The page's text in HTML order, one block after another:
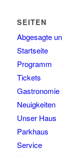
SEITEN
Abgesagte
Startseite
Programm
Tickets
Gastronomie
Neuigkeiten
Unser Haus
Parkhaus
Service